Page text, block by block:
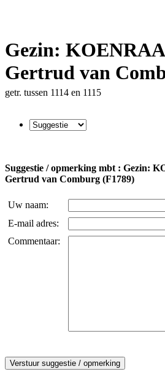
Gezin:
Gertrud van
getr. tussen 1114 en 1115
Suggestie / opmerking mbt : Gezin:
Gertrud van Comburg (F1789)
Uw naam:
E-mail adres:
Commentaar: